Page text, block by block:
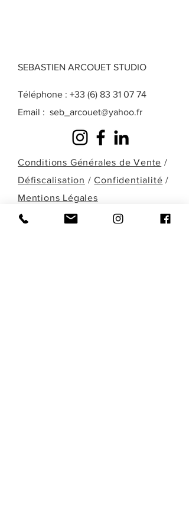
SEBASTIEN ARCOUET STUDIO
Téléphone : +33 (6) 83 31 07 74
Email : seb_arcouet@yahoo.fr
Conditions Générales de Vente /
Défiscalisation /Confidentialité /
Mentions Légales
Une question? Une demande particulière?